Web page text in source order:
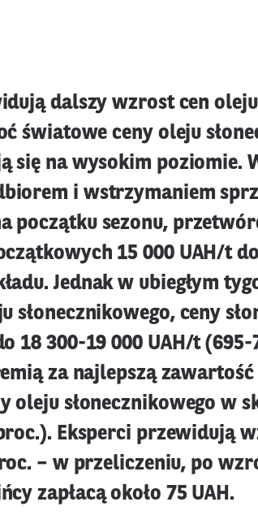
dalszy wzrost cen
światowe ceny oleju
się na wysokim poziomie.
i wstrzymaniem
początku sezonu,
15 000 UAH/t
Jednak w ubiegłym
słonecznikowego, ceny
18 300-19 000 UAH/t
za najlepszą
oleju słonecznikowego w
Eksperci przewidują
– w przeliczeniu, po
zapłacą około 75 UAH.